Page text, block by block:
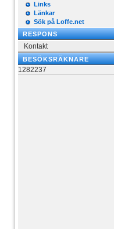
Links
Länkar
Sök på Loffe.net
RESPONS
Kontakt
BESÖKSRÄKNARE
1282237